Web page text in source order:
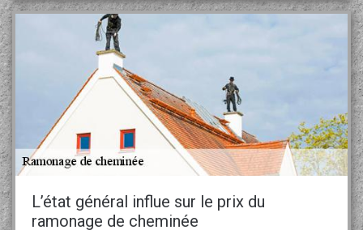
L’état général influe sur le prix du
ramonage de cheminée